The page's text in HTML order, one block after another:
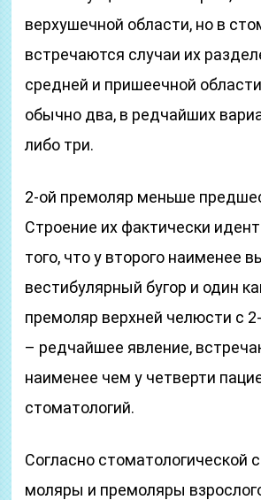
верхушечной области, но в
встречаются случаи их
средней и пришеечной
обычно два, в редчайших
либо три.
2-ой премоляр меньше
Строение их фактически
того, что у второго наименее
вестибулярный бугор и один
премоляр верхней челюсти с
– редчайшее явление,
наименее чем у четверти
стоматологий.
Согласно стоматологической
моляры и премоляры